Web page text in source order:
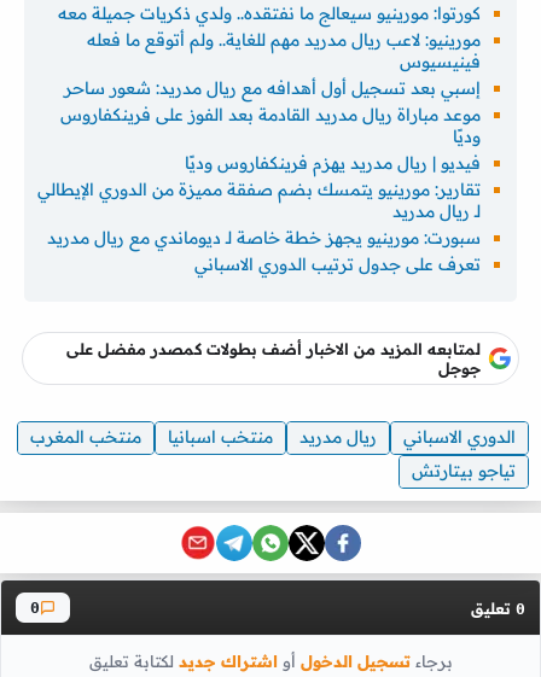
كورتوا: مورينيو سيعالج ما نفتقده.. ولدي ذكريات جميلة معه
مورينيو: لاعب ريال مدريد مهم للغاية.. ولم أتوقع ما فعله
فينيسيوس
إسبي بعد تسجيل أول أهدافه مع ريال مدريد: شعور ساحر
موعد مباراة ريال مدريد القادمة بعد الفوز على فرينكفاروس
وديًا
فيديو | ريال مدريد يهزم فرينكفاروس وديًا
تقارير: مورينيو يتمسك بضم صفقة مميزة من الدوري الإيطالي
لـ ريال مدريد
سبورت: مورينيو يجهز خطة خاصة لـ ديوماندي مع ريال مدريد
تعرف على جدول ترتيب الدوري الاسباني
لمتابعه المزيد من الاخبار أضف بطولات كمصدر مفضل على
جوجل
الدوري الاسباني ريال مدريد منتخب اسبانيا
منتخب المغرب
تياجو بيتارتش
0 تعليق 0
برجاءتسجيل الدخول أواشتراك جديد لكتابة تعليق